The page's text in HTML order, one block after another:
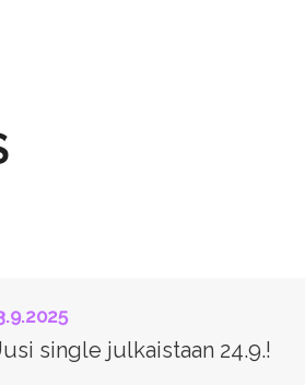
single julkaistaan 24.9.!